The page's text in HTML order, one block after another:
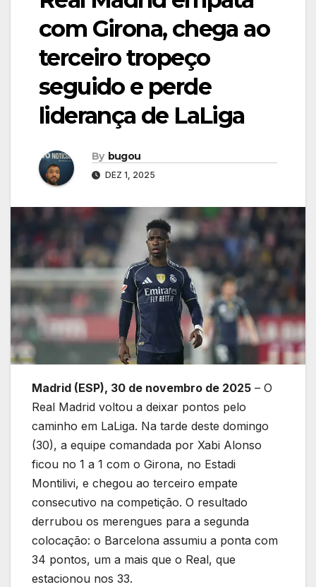
com Girona, chega ao
terceiro tropeço
seguido e perde
liderança de LaLiga
By bugou
DEZ 1, 2025
Madrid (ESP), 30 de novembro de 2025 – O
Real Madrid voltou a deixar pontos pelo
caminho em LaLiga. Na tarde deste domingo
(30), a equipe comandada por Xabi Alonso
ficou no 1 a 1 com o Girona, no Estadi
Montilivi, e chegou ao terceiro empate
consecutivo na competição. O resultado
derrubou os merengues para a segunda
colocação: o Barcelona assumiu a ponta com
34 pontos, um a mais que o Real, que
estacionou nos 33.